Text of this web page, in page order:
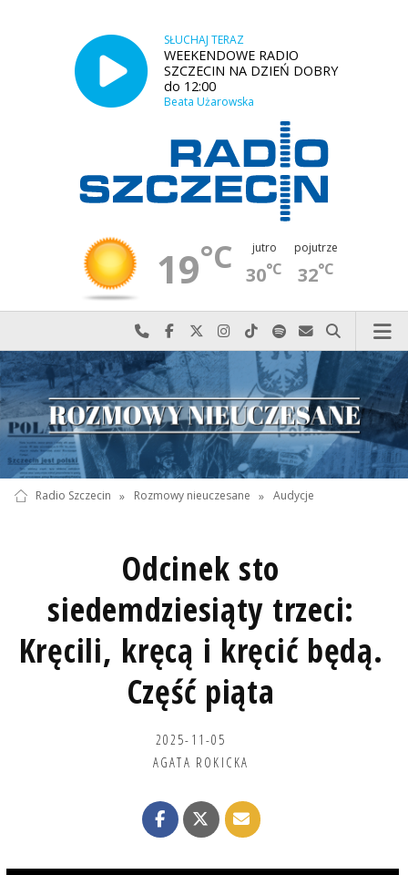
SŁUCHAJ TERAZ
WEEKENDOWE RADIO
SZCZECIN NA DZIEŃ DOBRY
do 12:00
Beata Użarowska
19°C jutro
30°C
pojutrze
32°C
Najlepiej po prostu do nas zadzwoń
Odwiedź nas na Facebook-u
Odwiedź nas na X
Odwiedź nas na Instagram-ie
Odwiedź nas na TikTok-u
Szukaj nas na Spotify
Wyślij do nas
Szukaj
Radio Szczecin » Rozmowy nieuczesane » Audycje
Odcinek sto
siedemdziesiąty trzeci:
Kręcili, kręcą i kręcić będą.
Część piąta
2025-11-05
AGATA ROKICKA